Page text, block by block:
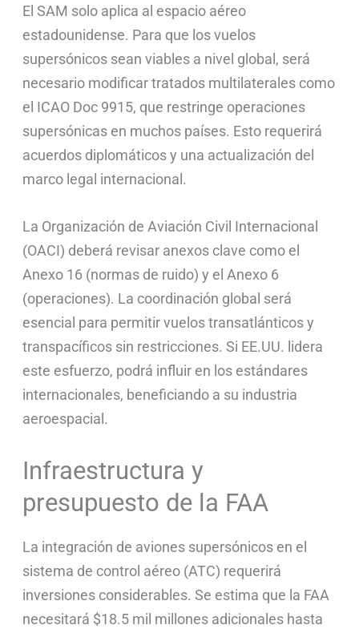
El SAM solo aplica al espacio aéreo
estadounidense. Para que los vuelos
supersónicos sean viables a nivel global, será
necesario modificar tratados multilaterales como
el ICAO Doc 9915, que restringe operaciones
supersónicas en muchos países. Esto requerirá
acuerdos diplomáticos y una actualización del
marco legal internacional.
La Organización de Aviación Civil Internacional
(OACI) deberá revisar anexos clave como el
Anexo 16 (normas de ruido) y el Anexo 6
(operaciones). La coordinación global será
esencial para permitir vuelos transatlánticos y
transpacíficos sin restricciones. Si EE.UU. lidera
este esfuerzo, podrá influir en los estándares
internacionales, beneficiando a su industria
aeroespacial.
Infraestructura y
presupuesto de la FAA
La integración de aviones supersónicos en el
sistema de control aéreo (ATC) requerirá
inversiones considerables. Se estima que la FAA
necesitará $18.5 mil millones adicionales hasta